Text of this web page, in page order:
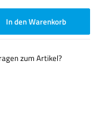
Schaltflächen um die Anzahl zu
In den Warenkorb
zum Artikel?